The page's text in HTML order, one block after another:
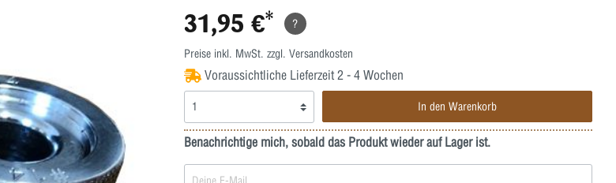
31,95 €* ?
Preise inkl. MwSt. zzgl. Versandkosten
Voraussichtliche Lieferzeit 2 - 4 Wochen
In den Warenkorb
Benachrichtige mich, sobald das Produkt wieder auf Lager ist.